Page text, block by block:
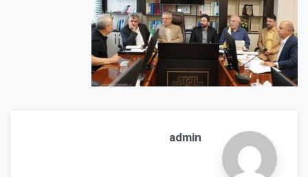
admin